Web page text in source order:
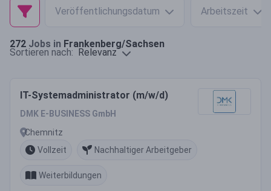
Veröffentlichungsdatum Arbeitszeit
272 Jobs in Frankenberg/Sachsen
Sortieren nach: Relevanz
IT-Systemadministrator (m/w/d)
DMK E-BUSINESS GmbH
Chemnitz
Vollzeit
Nachhaltiger Arbeitgeber
Weiterbildungen